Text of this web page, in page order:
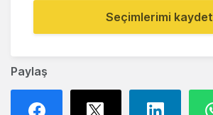
Paylaş
Seçimlerimi kaydet